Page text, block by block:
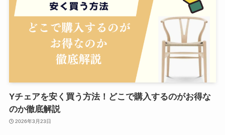
Yチェアを安く買う方法！どこで購入するのがお得な
のか徹底解説
2026年3月23日